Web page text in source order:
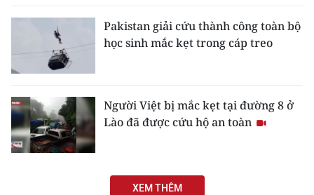
Pakistan giải cứu thành công toàn bộ
học sinh mắc kẹt trong cáp treo
Người Việt bị mắc kẹt tại đường 8 ở
Lào đã được cứu hộ an toàn
XEM THÊM